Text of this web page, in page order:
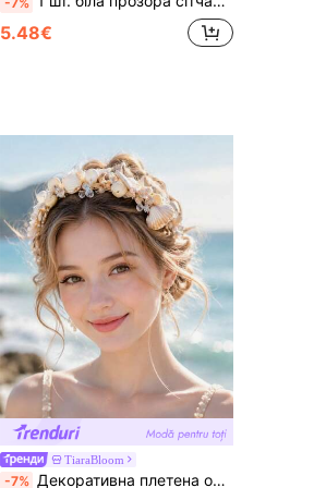
5.48€
TiaraBloom
-7% Декоративна плетена обруч ручної роботи в океанському стилі зі штучними мушлями та морськими зірками, богемний пляжний головний убір для фотосесії, аксесуар для волосся для весільної вечірки нареченої на морському відпочинку